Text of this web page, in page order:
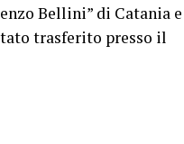
Bellini” di Catania e
trasferito presso il